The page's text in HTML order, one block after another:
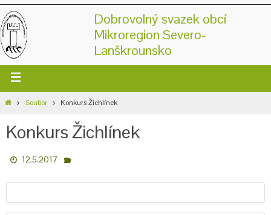
Dobrovolný svazek obcí
Mikroregion Severo-
Lanškrounsko
Soubor Konkurs Žichlínek
Konkurs Žichlínek
12.5.2017